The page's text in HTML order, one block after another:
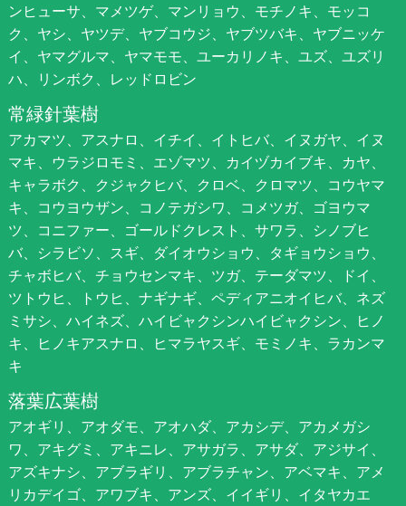
ンヒューサ、マメツゲ、マンリョウ、モチノキ、モッコ
ク、ヤシ、ヤツデ、ヤブコウジ、ヤブツバキ、ヤブニッケ
イ、ヤマグルマ、ヤマモモ、ユーカリノキ、ユズ、ユズリ
ハ、リンボク、レッドロビン
常緑針葉樹
アカマツ、アスナロ、イチイ、イトヒバ、イヌガヤ、イヌ
マキ、ウラジロモミ、エゾマツ、カイヅカイブキ、カヤ、
キャラボク、クジャクヒバ、クロベ、クロマツ、コウヤマ
キ、コウヨウザン、コノテガシワ、コメツガ、ゴヨウマ
ツ、コニファー、ゴールドクレスト、サワラ、シノブヒ
バ、シラビソ、スギ、ダイオウショウ、タギョウショウ、
チャボヒバ、チョウセンマキ、ツガ、テーダマツ、ドイ、
ツトウヒ、トウヒ、ナギナギ、ペディアニオイヒバ、ネズ
ミサシ、ハイネズ、ハイビャクシンハイビャクシン、ヒノ
キ、ヒノキアスナロ、ヒマラヤスギ、モミノキ、ラカンマ
キ
落葉広葉樹
アオギリ、アオダモ、アオハダ、アカシデ、アカメガシ
ワ、アキグミ、アキニレ、アサガラ、アサダ、アジサイ、
アズキナシ、アブラギリ、アブラチャン、アベマキ、アメ
リカデイゴ、アワブキ、アンズ、イイギリ、イタヤカエ